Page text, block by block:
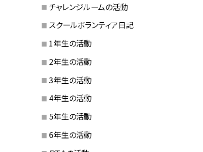
チャレンジルームの活動
スクールボランティア日記
1年生の活動
2年生の活動
3年生の活動
4年生の活動
5年生の活動
6年生の活動